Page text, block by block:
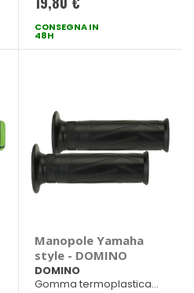
CONSEGNA IN
48H
Manopole Yamaha
style - DOMINO
DOMINO
Gomma termoplastica